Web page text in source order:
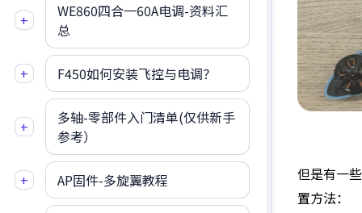
+
WE860四合一60A电调-资料汇
总
+ F450如何安装飞控与电调？
+
多轴-零部件入门清单(仅供新手
参考）
+ AP固件-多旋翼教程
但是有一
置方法：